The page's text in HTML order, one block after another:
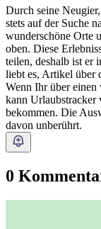
Durch seine
stets auf der Suche
wunderschöne Orte
oben. Diese
teilen, deshalb ist er
liebt es, Artikel über
Wenn Ihr über
kann Urlaubstracker
bekommen. Die
davon unberührt.
0